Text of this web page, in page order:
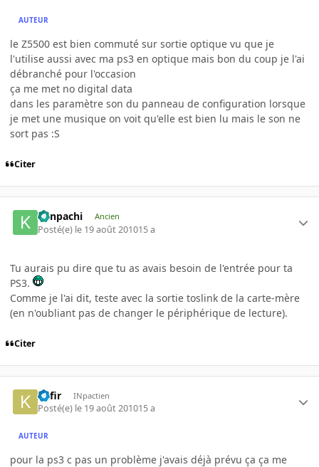
AUTEUR
le Z5500 est bien commuté sur sortie optique vu que je
l'utilise aussi avec ma ps3 en optique mais bon du coup je l'ai
débranché pour l'occasion
ça me met no digital data
dans les paramètre son du panneau de configuration lorsque
je met une musique on voit qu'elle est bien lu mais le son ne
sort pas :S
Citer
Kenpachi Ancien
Posté(e) le 19 août 201015 a
Tu aurais pu dire que tu as avais besoin de l'entrée pour ta
PS3.
Comme je l'ai dit, teste avec la sortie toslink de la carte-mère
(en n'oubliant pas de changer le périphérique de lecture).
Citer
Kafir INpactien
Posté(e) le 19 août 201015 a
AUTEUR
pour la ps3 c pas un problème j'avais déjà prévu ça ça me